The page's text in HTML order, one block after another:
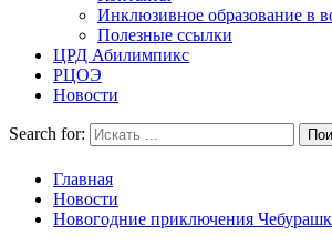
Инклюзивное образование в
Полезные ссылки
ЦРД Абилимпикс
РЦОЭ
Новости
Search for:
Главная
Новости
Новогодние приключения